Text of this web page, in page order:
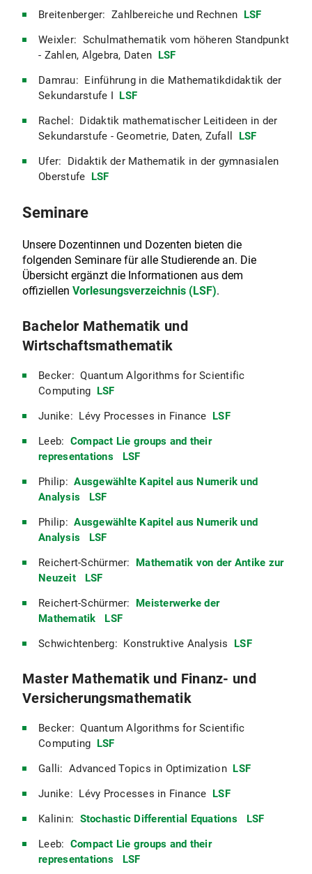
Breitenberger: Zahlbereiche und Rechnen LSF
Weixler: Schulmathematik vom höheren Standpunkt
- Zahlen, Algebra, Daten LSF
Damrau: Einführung in die Mathematikdidaktik der
Sekundarstufe I LSF
Rachel: Didaktik mathematischer Leitideen in der
Sekundarstufe - Geometrie, Daten, Zufall LSF
Ufer: Didaktik der Mathematik in der gymnasialen
Oberstufe LSF
Seminare
Unsere Dozentinnen und Dozenten bieten die
folgenden Seminare für alle Studierende an. Die
Übersicht ergänzt die Informationen aus dem
offiziellen Vorlesungsverzeichnis (LSF).
Bachelor Mathematik und
Wirtschaftsmathematik
Becker: Quantum Algorithms for Scientific
Computing LSF
Junike: Lévy Processes in Finance LSF
Leeb: Compact Lie groups and their
representations
LSF
Philip:Ausgewählte Kapitel aus Numerik und
Analysis
LSF
Philip:Ausgewählte Kapitel aus Numerik und
Analysis
LSF
Reichert-Schürmer: Mathematik von der Antike zur
Neuzeit
LSF
Reichert-Schürmer: Meisterwerke der
Mathematik
LSF
Schwichtenberg: Konstruktive Analysis LSF
Master Mathematik und Finanz- und
Versicherungsmathematik
Becker: Quantum Algorithms for Scientific
Computing LSF
Galli: Advanced Topics in Optimization LSF
Junike: Lévy Processes in Finance LSF
Kalinin: Stochastic Differential Equations
LSF
Leeb: Compact Lie groups and their
representations
LSF